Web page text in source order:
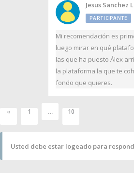
Jesus Sanchez
PARTICIPANTE
Mi recomendación es
luego mirar en qué
las que ha puesto Álex
la plataforma la que te
fondo que quieres.
« 1 … 10
Usted debe estar logeado para